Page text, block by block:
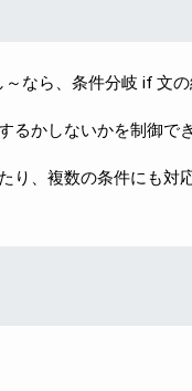
なら、条件分岐 if 文の
るかしないかを制御でき
り、複数の条件にも対